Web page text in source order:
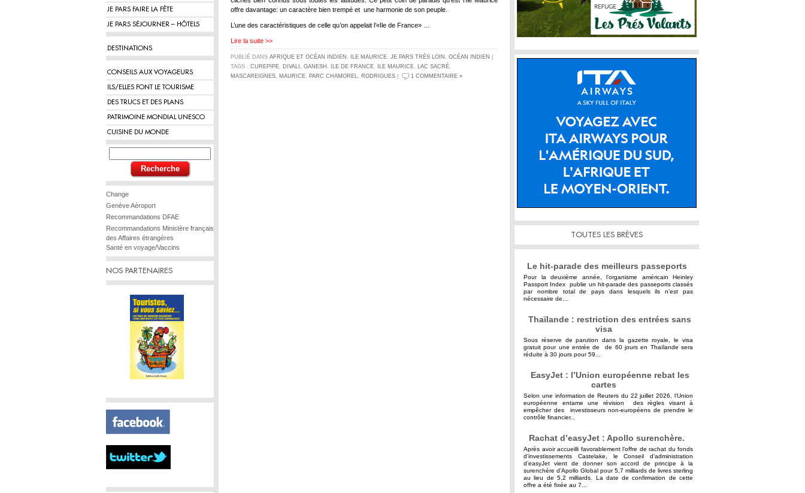
JE PARS FAIRE LA FÊTE
JE PARS SÉJOURNER – HÔTELS
DESTINATIONS
CONSEILS AUX VOYAGEURS
ILS/ELLES FONT LE TOURISME
DES TRUCS ET DES PLANS
PATRIMOINE MONDIAL UNESCO
CUISINE DU MONDE
Change
Genève Aéroport
Recommandations DFAE
Recommandations Ministère français
des Affaires étrangères
Santé en voyage/Vaccins
NOS PARTENAIRES
offre davantage: un caractère bien trempé et une harmonie de son peuple.
L’une des caractéristiques de celle qu’on appelait l’«Ile de France» …
Lire la suite >>
PUBLIÉ DANS AFRIQUE ET OCÉAN INDIEN , ILE MAURICE, JE PARS TRÈS LOIN , OCÉAN INDIEN
TAGS : CUREPIPE, DIVALI , GANESH , ILE DE FRANCE, ILE MAURICE, LAC SACRÉ,
MASCAREIGNES, MAURICE, PARC CHAMOREL, RODRIGUES 1 COMMENTAIRE »
TOUTES LES BRÈVES
Le hit-parade des meilleurs passeports
Pour la deuxième année, l’organisme américain Heinley
Passport Index publie un hit-parade des passeports classés
par nombre total de pays dans lesquels ils n’est pas
nécessaire de...
Thaïlande : restriction des entrées sans
visa
Sous réserve de parution dans la gazette royale, le visa
gratuit pour une entrée de de 60 jours en Thaïlande sera
réduite à 30 jours pour 59...
EasyJet : l’Union européenne rebat les
cartes
Selon une information de Reuters du 22 juillet 2026, l’Union
européenne entame une révision des règles visant à
empêcher des investisseurs non-européens de prendre le
contrôle financier...
Rachat d’easyJet : Apollo surenchère.
Après avoir accueilli favorablement l’offre de rachat du fonds
d’investissements Castelake, le Conseil d’administration
d’easyJet vient de donner son accord de principe à la
surenchère d’Apollo Global pour 5,7 milliards de livres sterling
au lieu de 5,2 milliards. La date de confirmation de cette
offre a été fixée au 7...